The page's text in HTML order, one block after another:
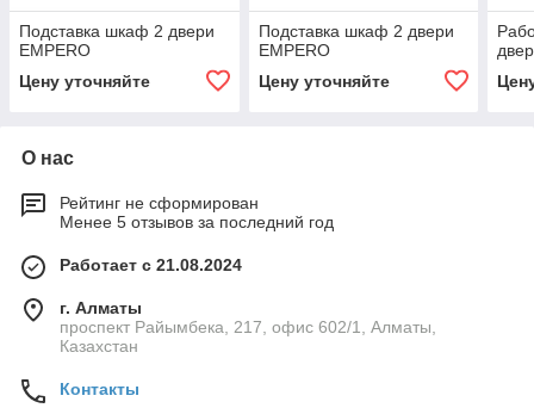
Подставка шкаф 2 двери
EMPERO
Цену уточняйте
Подставка шкаф 2 двери
EMPERO
Цену уточняйте
О нас
Рейтинг не сформирован
Менее 5 отзывов за последний год
Работает с 21.08.2024
г. Алматы
проспект Райымбека, 217, офис 602/1, Алматы,
Казахстан
Контакты